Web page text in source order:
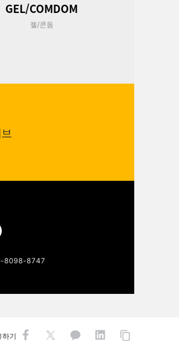
GEL/COMDOM
젤/콘돔
8098-8747
하기